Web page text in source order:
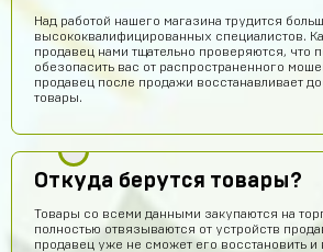
Над работой нашего магазина трудится
высококвалифицированных специалистов.
продавец нами тщательно проверяются, что
обезопасить вас от распространенного
продавец после продажи восстанавливает
товары.
Откуда берутся товары?
Товары со всеми данными закупаются на
полностью отвязываются от устройств
продавец уже не сможет его восстановить и